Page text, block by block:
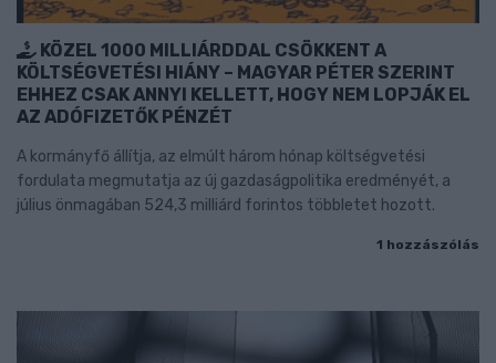
KÖZEL 1000 MILLIÁRDDAL CSÖKKENT A
KÖLTSÉGVETÉSI HIÁNY – MAGYAR PÉTER SZERINT
EHHEZ CSAK ANNYI KELLETT, HOGY NEM LOPJÁK EL
AZ ADÓFIZETŐK PÉNZÉT
A kormányfő állítja, az elmúlt három hónap költségvetési
fordulata megmutatja az új gazdaságpolitika eredményét, a
július önmagában 524,3 milliárd forintos többletet hozott.
1 hozzászólás